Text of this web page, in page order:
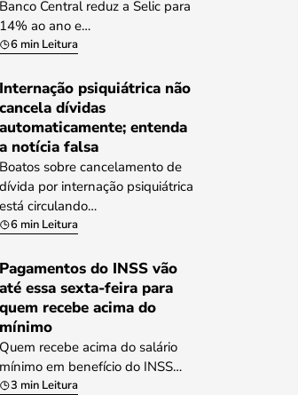
Banco Central reduz a Selic para
14% ao ano e…
6 min Leitura
Internação psiquiátrica não
cancela dívidas
automaticamente; entenda
a notícia falsa
Boatos sobre cancelamento de
dívida por internação psiquiátrica
está circulando…
6 min Leitura
Pagamentos do INSS vão
até essa sexta-feira para
quem recebe acima do
mínimo
Quem recebe acima do salário
mínimo em benefício do INSS…
3 min Leitura